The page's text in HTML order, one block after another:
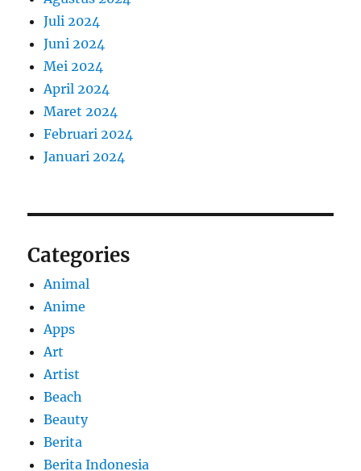
Juli 2024
Juni 2024
Mei 2024
April 2024
Maret 2024
Februari 2024
Januari 2024
Categories
Animal
Anime
Apps
Art
Artist
Beach
Beauty
Berita
Berita Indonesia